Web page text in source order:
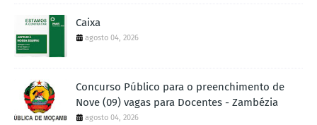
Caixa
agosto 04, 2026
Concurso Público para o preenchimento de
Nove (09) vagas para Docentes - Zambézia
agosto 04, 2026